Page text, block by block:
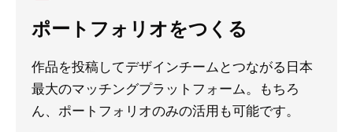
ポートフォリオをつくる
作品を投稿してデザインチームとつながる日本
最大のマッチングプラットフォーム。もちろ
ん、ポートフォリオのみの活用も可能です。